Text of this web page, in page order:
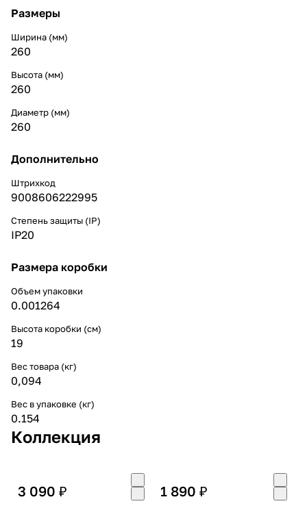
Размеры
Ширина (мм)
260
Высота (мм)
260
Диаметр (мм)
260
Дополнительно
Штрихкод
9008606222995
Степень защиты (IP)
IP20
Размера коробки
Объем упаковки
0.001264
Высота коробки (см)
19
Вес товара (кг)
0,094
Вес в упаковке (кг)
0.154
Коллекция
3 090 ₽ 1 890 ₽